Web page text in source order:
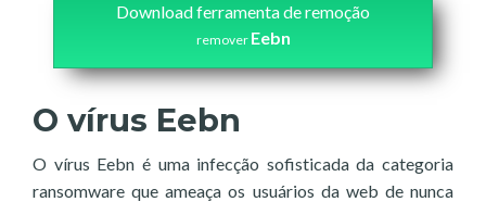
Download ferramenta de remoção
remover Eebn
O vírus Eebn
O vírus Eebn é uma infecção sofisticada da categoria
ransomware que ameaça os usuários da web de nunca